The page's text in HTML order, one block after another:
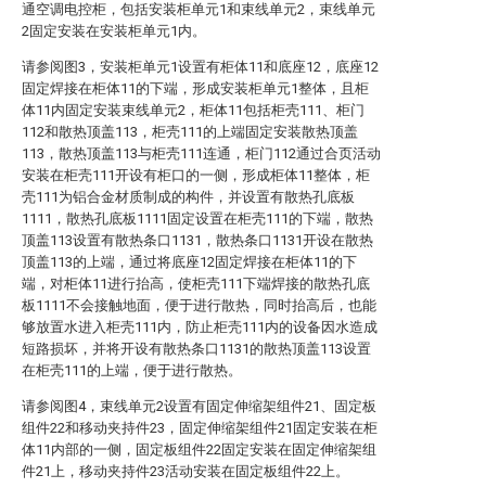
通空调电控柜，包括安装柜单元1和束线单元2，束线单元
2固定安装在安装柜单元1内。
请参阅图3，安装柜单元1设置有柜体11和底座12，底座12
固定焊接在柜体11的下端，形成安装柜单元1整体，且柜
体11内固定安装束线单元2，柜体11包括柜壳111、柜门
112和散热顶盖113，柜壳111的上端固定安装散热顶盖
113，散热顶盖113与柜壳111连通，柜门112通过合页活动
安装在柜壳111开设有柜口的一侧，形成柜体11整体，柜
壳111为铝合金材质制成的构件，并设置有散热孔底板
1111，散热孔底板1111固定设置在柜壳111的下端，散热
顶盖113设置有散热条口1131，散热条口1131开设在散热
顶盖113的上端，通过将底座12固定焊接在柜体11的下
端，对柜体11进行抬高，使柜壳111下端焊接的散热孔底
板1111不会接触地面，便于进行散热，同时抬高后，也能
够放置水进入柜壳111内，防止柜壳111内的设备因水造成
短路损坏，并将开设有散热条口1131的散热顶盖113设置
在柜壳111的上端，便于进行散热。
请参阅图4，束线单元2设置有固定伸缩架组件21、固定板
组件22和移动夹持件23，固定伸缩架组件21固定安装在柜
体11内部的一侧，固定板组件22固定安装在固定伸缩架组
件21上，移动夹持件23活动安装在固定板组件22上。